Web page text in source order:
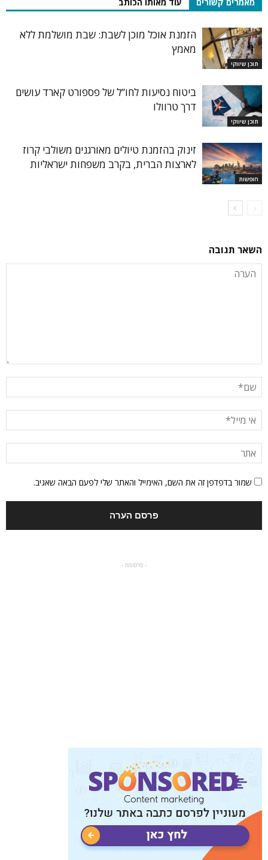
מאמרים קשורים עוד מאותו הכותב
תוכן שיווקי
הזמנת אוכל מוכן לשבת: שבת מושלמת ללא
מאמץ
תוכן שיווקי
ביטוח נסיעות לחו”ל של פספורט קארד עושים
דרך טרוולו
חופשות
זינוק בהזמנת טיולים מאורגנים משולבי קרוז
לארצות הברית, בקרב משפחות ישראליות
השאר תגובה
שמור בדפדפן זה את השם, האימייל והאתר שלי לפעם הבאה שאגיב.
- פרסומת -